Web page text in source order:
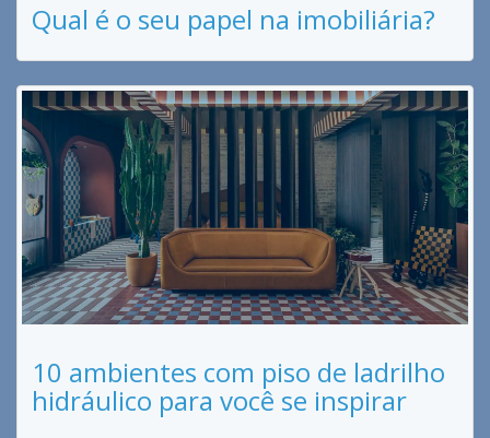
Qual é o seu papel na imobiliária?
10 ambientes com piso de ladrilho
hidráulico para você se inspirar